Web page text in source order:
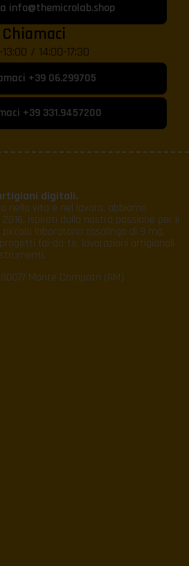
info@themicrolab.shop
Chiamaci
/ 14:00-17:30
+39 06.299705
+39 331.9457200
digitali.
nella vita e nel lavoro, abbiamo
ispirati dalla nostra passione per il
laboratorio casalingo di 9 mq,
fai-da-te, lavorazioni artigianali
Monte Compatri (RM)